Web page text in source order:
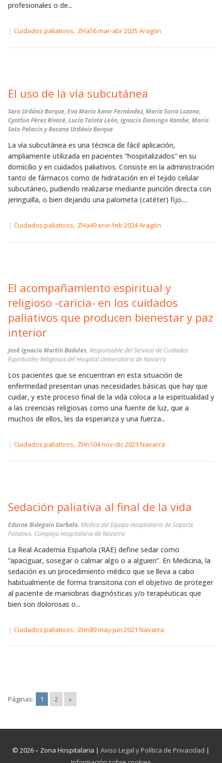
profesionales o de...
| Cuidados paliativos, ZHa56 mar-abr 2025 Aragón
El uso de la vía subcutánea
Sara Urdániz Borque, Eva María Amor Fernández, María Soria Lozano,
Cynthia Pérez Rivaré, Lucía Taínta León, Ignacio Domingo Kambe, María
Soto Palacín y Rosana Urdániz Borque
La vía subcutánea es una técnica de fácil aplicación,
ampliamente utilizada en pacientes “hospitalizados” en su
domicilio y en cuidados paliativos. Consiste en la administración
tanto de fármacos como de hidratación en el tejido celular
subcutáneo, pudiendo realizarse mediante punción directa con
jeringuilla, o bien dejando una palometa (catéter) fijo....
| Cuidados paliativos, ZHa49 ene-feb 2024 Aragón
El acompañamiento espiritual y
religioso -caricia- en los cuidados
paliativos que producen bienestar y paz
interior
José Ignacio Martín Badules. Responsable del Servicio de Cuidados
Espirituales-Religiosos del Hospital Universitario de Navarra
Los pacientes que se encuentran en esta situación de
enfermedad presentan unas necesidades básicas que hay que
cuidar, y este proceso final de la vida coloca a la espiritualidad y
a las creencias religiosas como una fuente de luz, que a
muchos de ellos, les da esperanza y una fuerza...
| Cuidados paliativos, ZHn104 nov-dic 2023 Navarra
Sedación paliativa al final de la vida
Edurne Bidegain Garbala. Médica del Equipo Hospitalario de Soporte
Paliativo. Complejo Hospitalario de Navarra
La Real Academia Española (RAE) define sedar como
“apaciguar, sosegar o calmar algo o a alguien”. En Medicina, la
sedación es un procedimiento médico que se lleva a cabo
habitualmente de forma transitoria con el objetivo de proteger
al paciente de maniobras diagnósticas y/o terapéuticas que
bien son dolorosas o...
| Cuidados paliativos, ZHn89 may-jun 2021 Navarra
Páginas: 1 2 »
© 2026 – Zona Hospitalaria | Aviso Legal y Política de Privacidad |